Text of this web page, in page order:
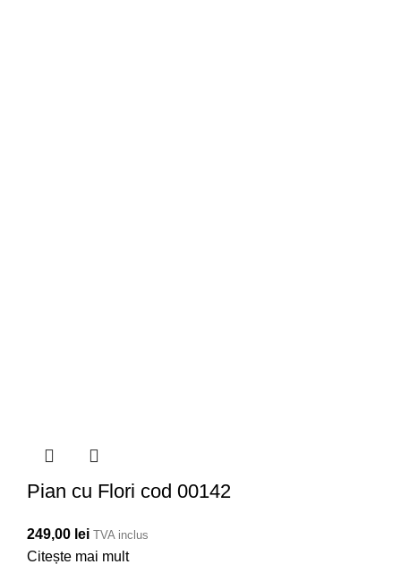
Pian cu Flori cod 00142
249,00 lei TVA inclus
Citește mai mult